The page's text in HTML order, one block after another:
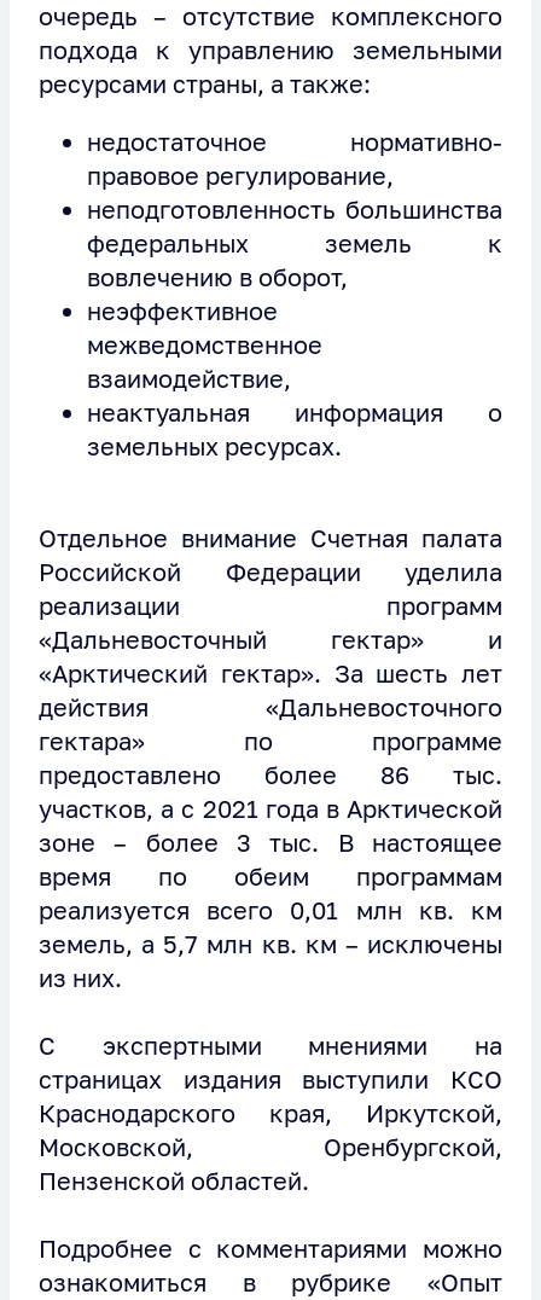
очередь – отсутствие комплексного
подхода к управлению земельными
ресурсами страны, а также:
недостаточное нормативно-
правовое регулирование,
неподготовленность большинства
федеральных земель к
вовлечению в оборот,
неэффективное
межведомственное
взаимодействие,
неактуальная информация о
земельных ресурсах.
Отдельное внимание Счетная палата
Российской Федерации уделила
реализации программ
«Дальневосточный гектар» и
«Арктический гектар». За шесть лет
действия «Дальневосточного
гектара» по программе
предоставлено более 86 тыс.
участков, а с 2021 года в Арктической
зоне – более 3 тыс. В настоящее
время по обеим программам
реализуется всего 0,01 млн кв. км
земель, а 5,7 млн кв. км – исключены
из них.
С экспертными мнениями на
страницах издания выступили КСО
Краснодарского края, Иркутской,
Московской, Оренбургской,
Пензенской областей.
Подробнее с комментариями можно
ознакомиться в рубрике «Опыт